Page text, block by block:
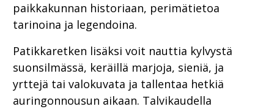
paikkakunnan historiaan, perimätietoa
tarinoina ja legendoina.
Patikkaretken lisäksi voit nauttia kylvystä
suonsilmässä, keräillä marjoja, sieniä, ja
yrttejä tai valokuvata ja tallentaa hetkiä
auringonnousun aikaan. Talvikaudella